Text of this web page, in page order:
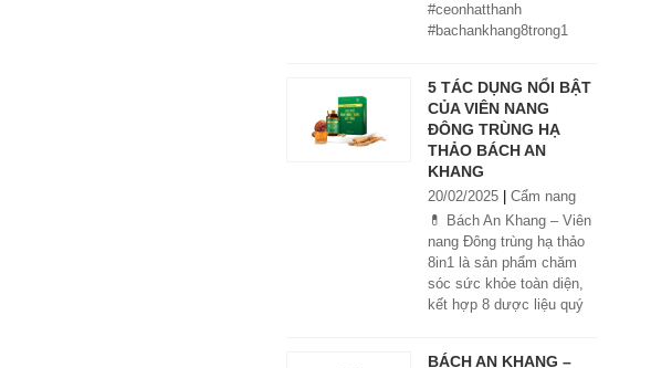
#ceonhatthanh
#bachankhang8trong1
#khoetubentrong
#nhatthanhbak
5 TÁC DỤNG NỔI BẬT
CỦA VIÊN NANG
ĐÔNG TRÙNG HẠ
THẢO BÁCH AN
KHANG
20/02/2025
Cẩm nang
💊 Bách An Khang – Viên
nang Đông trùng hạ thảo
8in1 là sản phẩm chăm
sóc sức khỏe toàn diện,
kết hợp 8 dược liệu quý
BÁCH AN KHANG –